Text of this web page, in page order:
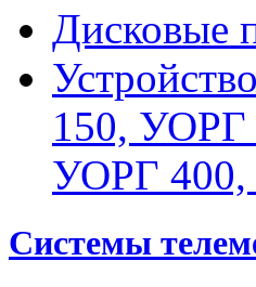
Дисковые
150,
УОРГ
Системы